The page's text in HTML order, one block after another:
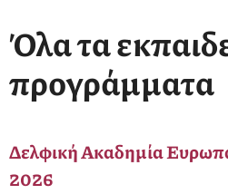
Όλα τα
προγράμματα
Δελφική Ακαδημία
2026